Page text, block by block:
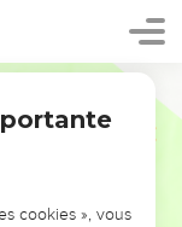
cookies », vous